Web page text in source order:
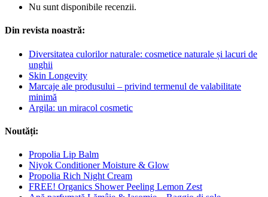
Nu sunt disponibile recenzii.
Din revista noastră:
Diversitatea culorilor naturale: cosmetice naturale și lacuri de
unghii
Skin Longevity
Marcaje ale produsului – privind termenul de valabilitate
minimă
Argila: un miracol cosmetic
Noutăți:
Propolia Lip Balm
Niyok Conditioner Moisture & Glow
Propolia Rich Night Cream
FREE! Organics Shower Peeling Lemon Zest